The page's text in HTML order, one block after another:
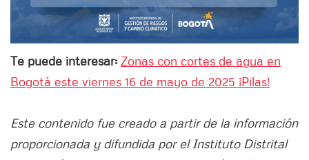
Te puede interesar: Zonas con cortes de agua en
Bogotá este viernes 16 de mayo de 2025 ¡Pilas!
Este contenido fue creado a partir de la información
proporcionada y difundida por el Instituto Distrital